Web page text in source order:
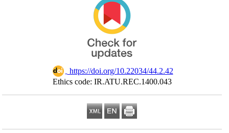
‎ https://doi.org/10.22034/44.2.42
Ethics code: IR.ATU.REC.1400.043